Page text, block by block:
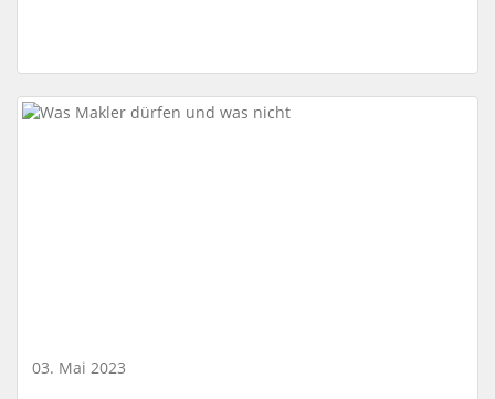
03. Mai 2023